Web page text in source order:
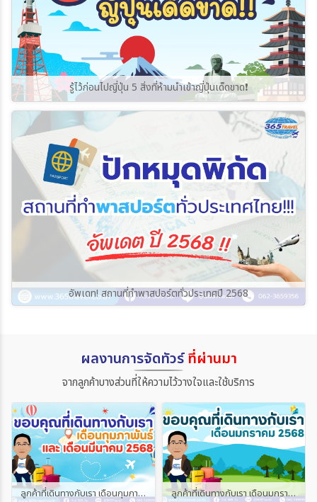
รู้ไว้ก่อนไปญี่ปุ่น 5 สิ่งที่ห้ามนำเข้าญี่ปุ่นเด็ดขาด❗️
อัพเดท! สถานที่ทำพาสปอร์ตทั่วประเทศปี 2568
ผลงานการจัดทัวร์ที่ผ่านมา
จากลูกค้าบางส่วนที่ให้ความไว้วางใจและใช้บริการ
ลูกค้าที่เดินทางกับเรา เดือนกุมภาพันธ์ และเดือนมีนาคม 2568 ลูกค้าที่เดินทางกับเรา เดือนมกราคม 2568